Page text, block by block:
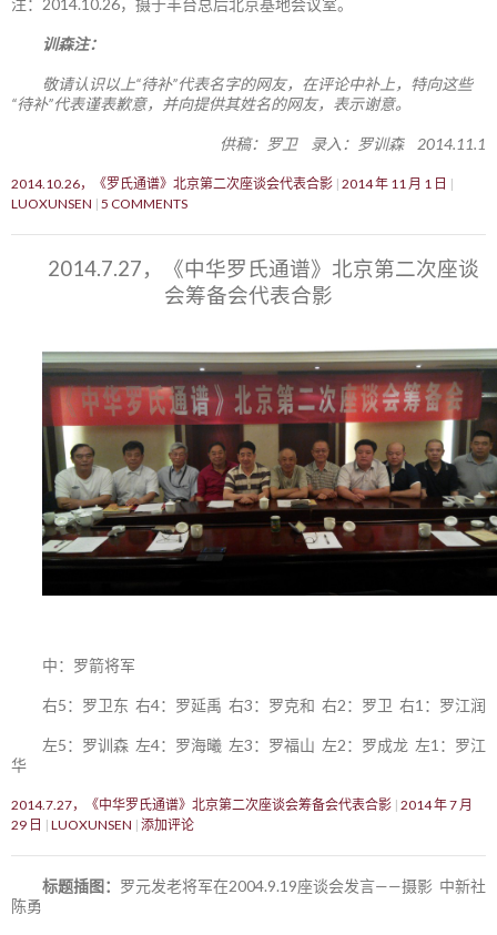
注：2014.10.26，摄于丰台总后北京基地会议室。
训森注：
敬请认识以上“待补”代表名字的网友，在评论中补上，特向这些
“待补”代表谨表歉意，并向提供其姓名的网友，表示谢意。
供稿：罗卫 录入：罗训森 2014.11.1
2014.10.26，《罗氏通谱》北京第二次座谈会代表合影 2014 年 11 月 1 日
LUOXUNSEN 5 COMMENTS
2014.7.27，《中华罗氏通谱》北京第二次座谈
会筹备会代表合影
中：罗箭将军
右5：罗卫东 右4：罗延禹 右3：罗克和 右2：罗卫 右1：罗江润
左5：罗训森 左4：罗海曦 左3：罗福山 左2：罗成龙 左1：罗江
华
2014.7.27，《中华罗氏通谱》北京第二次座谈会筹备会代表合影 2014 年 7 月
29 日
LUOXUNSEN 添加评论
标题插图： 罗元发老将军在2004.9.19座谈会发言——摄影 中新社
陈勇